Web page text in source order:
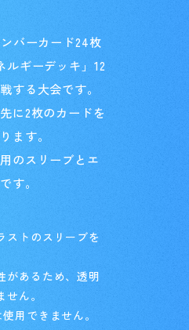
バーカード24枚
ギーデッキ」12
する大会です。
に2枚のカードを
ます。
のスリーブとエ
す。
ストのスリーブを
があるため、透明
ん。
用できません。